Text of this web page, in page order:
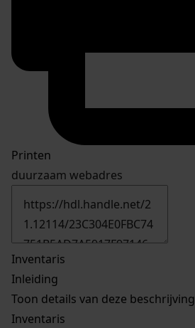
Printen
duurzaam webadres
Inventaris
Inleiding
Toon details van deze beschrijving
Inventaris